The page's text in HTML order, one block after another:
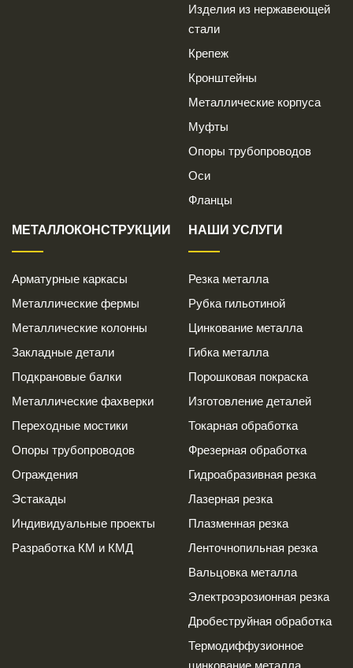
Изделия из нержавеющей
стали
Крепеж
Кронштейны
Металлические корпуса
Муфты
Опоры трубопроводов
Оси
Фланцы
МЕТАЛЛОКОНСТРУКЦИИ
Арматурные каркасы
Металлические фермы
Металлические колонны
Закладные детали
Подкрановые балки
Металлические фахверки
Переходные мостики
Опоры трубопроводов
Ограждения
Эстакады
Индивидуальные проекты
Разработка КМ и КМД
НАШИ УСЛУГИ
Резка металла
Рубка гильотиной
Цинкование металла
Гибка металла
Порошковая покраска
Изготовление деталей
Токарная обработка
Фрезерная обработка
Гидроабразивная резка
Лазерная резка
Плазменная резка
Ленточнопильная резка
Вальцовка металла
Электроэрозионная резка
Дробеструйная обработка
Термодиффузионное